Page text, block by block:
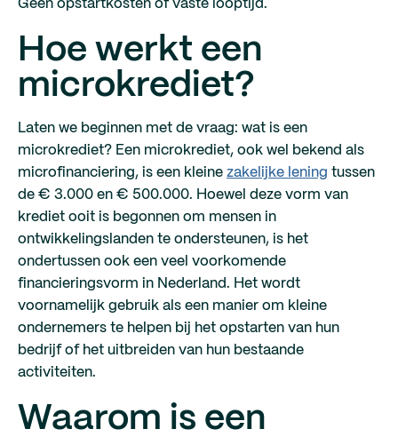
Geen opstartkosten of vaste looptijd.
Hoe werkt een
microkrediet?
Laten we beginnen met de vraag: wat is een
microkrediet? Een microkrediet, ook wel bekend als
microfinanciering, is een kleine zakelijke lening tussen
de € 3.000 en € 500.000. Hoewel deze vorm van
krediet ooit is begonnen om mensen in
ontwikkelingslanden te ondersteunen, is het
ondertussen ook een veel voorkomende
financieringsvorm in Nederland. Het wordt
voornamelijk gebruik als een manier om kleine
ondernemers te helpen bij het opstarten van hun
bedrijf of het uitbreiden van hun bestaande
activiteiten.
Waarom is een